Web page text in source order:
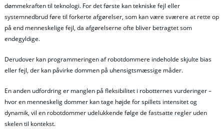
dømmekraften til teknologi. For det første kan tekniske fejl eller
systemnedbrud føre til forkerte afgørelser, som kan være sværere at rette op
på end menneskelige fejl, da afgørelserne ofte bliver betragtet som
endegyldige.
Derudover kan programmeringen af robotdommere indeholde skjulte bias
eller fejl, der kan påvirke dommen på uhensigtsmæssige måder.
En anden udfordring er manglen på fleksibilitet i robotternes vurderinger –
hvor en menneskelig dommer kan tage højde for spillets intensitet og
dynamik, vil en robotdommer udelukkende følge de fastsatte regler uden
skelen til kontekst.